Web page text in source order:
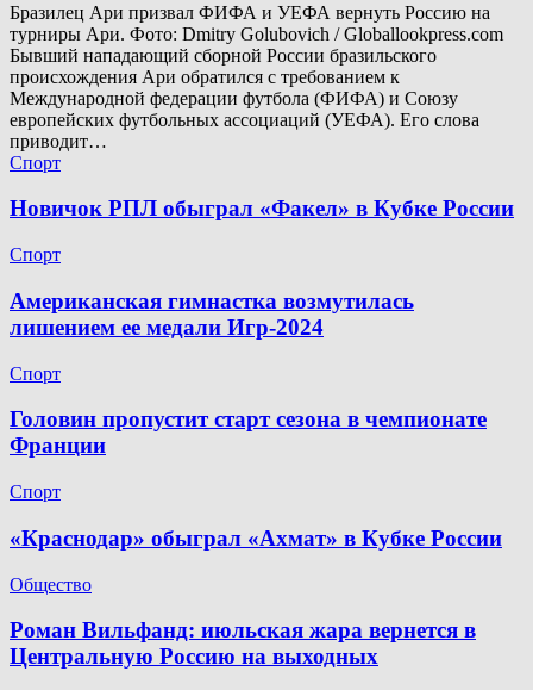
Бразилец Ари призвал ФИФА и УЕФА вернуть Россию на
турниры Ари. Фото: Dmitry Golubovich / Globallookpress.com
Бывший нападающий сборной России бразильского
происхождения Ари обратился с требованием к
Международной федерации футбола (ФИФА) и Союзу
европейских футбольных ассоциаций (УЕФА). Его слова
приводит…
Спорт
Новичок РПЛ обыграл «Факел» в Кубке России
Спорт
Американская гимнастка возмутилась
лишением ее медали Игр-2024
Спорт
Головин пропустит старт сезона в чемпионате
Франции
Спорт
«Краснодар» обыграл «Ахмат» в Кубке России
Общество
Роман Вильфанд: июльская жара вернется в
Центральную Россию на выходных